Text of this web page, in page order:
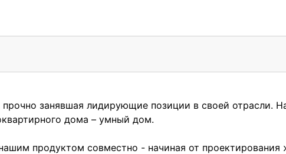
прочно занявшая лидирующие позиции в своей отрасли.
дома – умный дом.
продуктом совместно - начиная от проектирования